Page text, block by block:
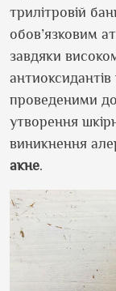
трилітровій
обов’язковим
завдяки
антиоксидантів
проведеними
утворення
виникнення
акне.